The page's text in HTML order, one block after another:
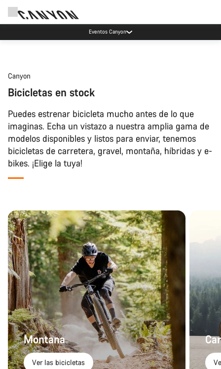
Eventos Canyon
Canyon
Bicicletas en stock
Puedes estrenar bicicleta mucho antes de lo que
imaginas. Echa un vistazo a nuestra amplia gama de
modelos disponibles y listos para enviar, tenemos
bicicletas de carretera, gravel, montaña, híbridas y e-
bikes. ¡Elige la tuya!
Montana
Ver las bicicletas